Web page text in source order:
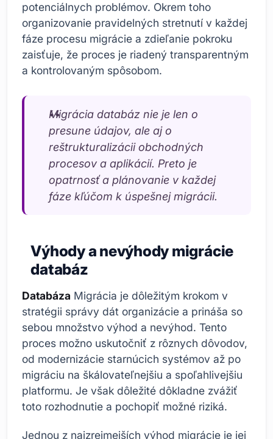
potenciálnych problémov. Okrem toho
organizovanie pravidelných stretnutí v každej
fáze procesu migrácie a zdieľanie pokroku
zaisťuje, že proces je riadený transparentným
a kontrolovaným spôsobom.
Migrácia databáz nie je len o
presune údajov, ale aj o
reštrukturalizácii obchodných
procesov a aplikácií. Preto je
opatrnosť a plánovanie v každej
fáze kľúčom k úspešnej migrácii.
Výhody a nevýhody migrácie
databáz
Databáza Migrácia je dôležitým krokom v
stratégii správy dát organizácie a prináša so
sebou množstvo výhod a nevýhod. Tento
proces možno uskutočniť z rôznych dôvodov,
od modernizácie starnúcich systémov až po
migráciu na škálovateľnejšiu a spoľahlivejšiu
platformu. Je však dôležité dôkladne zvážiť
toto rozhodnutie a pochopiť možné riziká.
Jednou z najzrejmejších výhod migrácie je jej